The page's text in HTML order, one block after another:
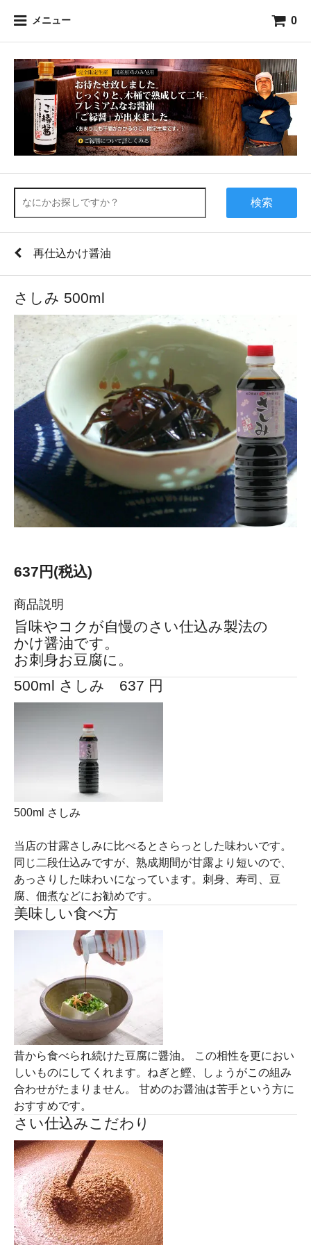
メニュー 0
検索
再仕込かけ醤油
さしみ 500ml
637円(税込)
商品説明
旨味やコクが自慢のさい仕込み製法の
かけ醤油です。
お刺身お豆腐に。
500ml さしみ 637 円
500ml さしみ
当店の甘露さしみに比べるとさらっとした味わいです。
同じ二段仕込みですが、熟成期間が甘露より短いので、
あっさりした味わいになっています。刺身、寿司、豆
腐、佃煮などにお勧めです。
美味しい食べ方
昔から食べられ続けた豆腐に醤油。 この相性を更におい
しいものにしてくれます。ねぎと鰹、しょうがこの組み
合わせがたまりません。 甘めのお醤油は苦手という方に
おすすめです。
さい仕込みこだわり